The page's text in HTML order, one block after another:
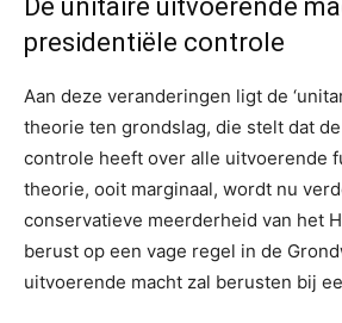
De unitaire uitvoerende
presidentiële controle
Aan deze veranderingen ligt de
theorie ten grondslag, die stelt dat
controle heeft over alle uitvoerende
theorie, ooit marginaal, wordt nu
conservatieve meerderheid van het
berust op een vage regel in de
uitvoerende macht zal berusten bij